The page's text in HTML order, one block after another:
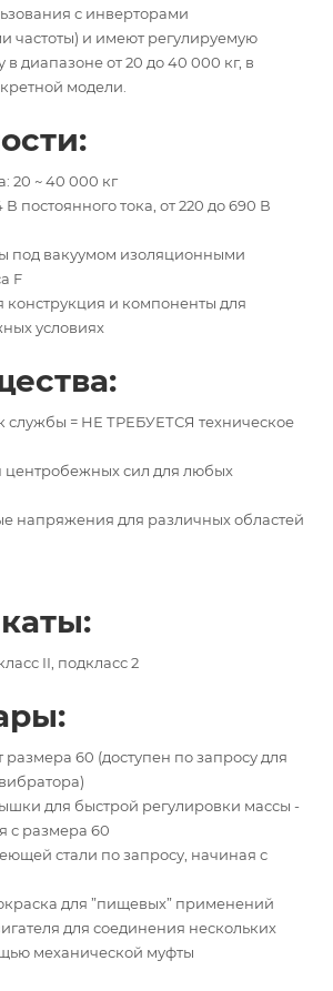
с инверторами
частоты) и имеют регулируемую
диапазоне от 20 до 40 000 кг, в
модели.
20 ~ 40 000 кг
постоянного тока, от 220 до 690 В
под вакуумом изоляционными
F
и компоненты для
условиях
службы = НЕ ТРЕБУЕТСЯ техническое
сил для любых
напряжения для различных областей
II, подкласс 2
размера 60 (доступен по запросу для
для быстрой регулировки массы -
с размера 60
стали по запросу, начиная с
для ”пищевых” применений
для соединения нескольких
механической муфты